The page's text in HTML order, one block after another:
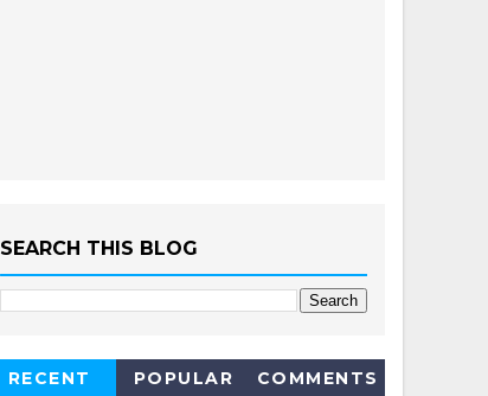
SEARCH THIS BLOG
RECENT POPULAR COMMENTS